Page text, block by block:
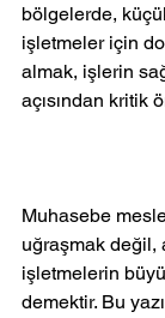
bölgelerde,
işletmeler için
almak, işlerin
açısından kritik
Muhasebe
uğraşmak değil,
işletmelerin
demektir. Bu